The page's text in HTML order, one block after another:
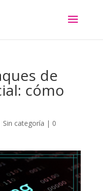
de
cómo
Sin categoría | 0